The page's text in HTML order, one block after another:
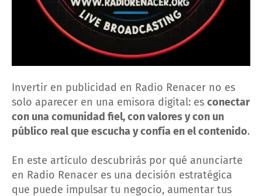
Invertir en publicidad en Radio Renacer no es
solo aparecer en una emisora digital: es conectar
con una comunidad fiel, con valores y con un
público real que escucha y confía en el contenido.
En este artículo descubrirás por qué anunciarte
en Radio Renacer es una decisión estratégica
que puede impulsar tu negocio, aumentar tus